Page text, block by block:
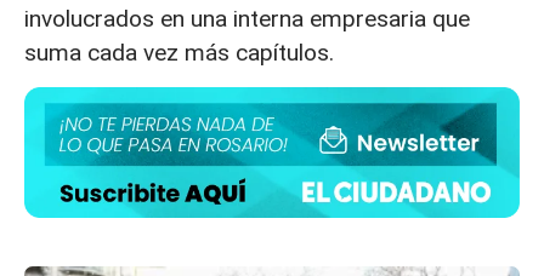
involucrados en una interna empresaria que
suma cada vez más capítulos.